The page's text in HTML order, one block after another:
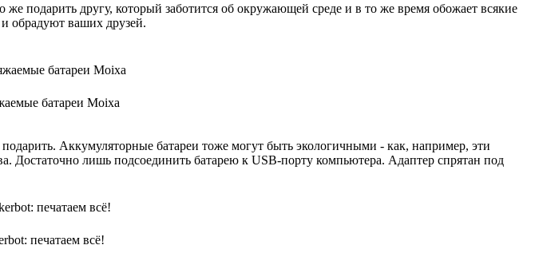
подарить другу, который заботится об окружающей среде и в то же время обожает всякие
обрадуют ваших друзей.
батареи Moixa
Аккумуляторные батареи тоже могут быть экологичными - как, например, эти
Достаточно лишь подсоединить батарею к USB-порту компьютера. Адаптер спрятан под
печатаем всё!